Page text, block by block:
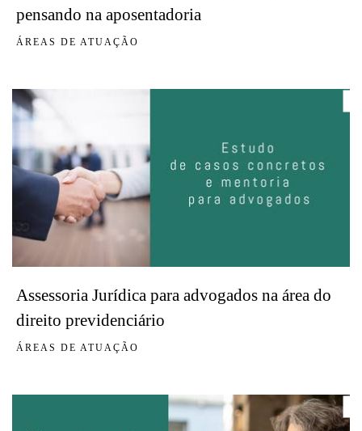
pensando na aposentadoria
ÁREAS DE ATUAÇÃO
Assessoria Jurídica para advogados na área do
direito previdenciário
ÁREAS DE ATUAÇÃO